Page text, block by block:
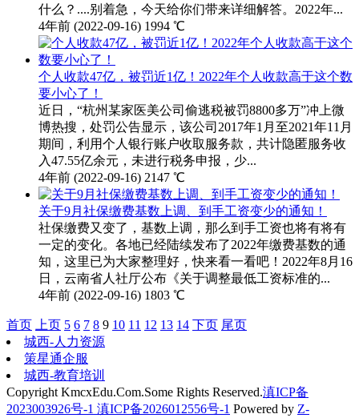
什么？....别着急，今天给你们带来详细解答。2022年...
4年前 (2022-09-16) 1994 ℃
个人收款47亿，被罚近1亿！2022年个人收款高于这个数
要小心了！
近日，“杭州某家医美公司偷逃税被罚8800多万”冲上微
博热搜，处罚公告显示，该公司2017年1月至2021年11月
期间，利用个人银行账户收取服务款，共计隐匿服务收
入47.55亿余元，未进行税务申报，少...
4年前 (2022-09-16) 2147 ℃
关于9月社保缴费基数上调、到手工资变少的通知！
社保缴费又变了，基数上调，那么到手工资也将有将有
一定的变化。各地已经陆续发布了2022年缴费基数的通
知，这里已为大家整理好，快来看一看吧！2022年8月16
日，云南省人社厅公布《关于调整最低工资标准的...
4年前 (2022-09-16) 1803 ℃
首页 上页 5 6 7 8 9 10 11 12 13 14 下页 尾页
城西-人力资源
策星通企服
城西-教育培训
Copyright KmcxEdu.Com.Some Rights Reserved.滇ICP备
2023003926号-1 滇ICP备2026012556号-1 Powered by Z-